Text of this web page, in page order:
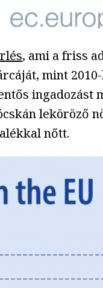
, ami a friss
mint
ingadozást
leköröző
nőtt.